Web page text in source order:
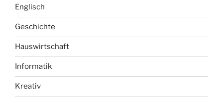
Englisch
Geschichte
Hauswirtschaft
Informatik
Kreativ